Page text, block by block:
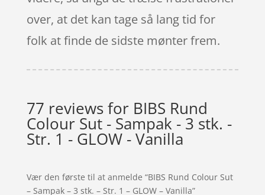
over, at det kan tage så lang tid for
folk at finde de sidste mønter frem.
77 reviews for BIBS Rund
Colour Sut - Sampak - 3 stk. -
Str. 1 - GLOW - Vanilla
Vær den første til at anmelde “BIBS Rund Colour Sut
– Sampak – 3 stk. – Str. 1 – GLOW – Vanilla”